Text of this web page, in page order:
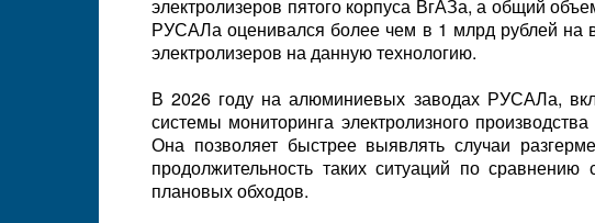
электролизеров пятого корпуса ВгАЗа, а общий
РУСАЛа оценивался более чем в 1 млрд рублей на
электролизеров на данную технологию.
В 2026 году на алюминиевых заводах РУСАЛа,
системы мониторинга электролизного
Она позволяет быстрее выявлять случаи
продолжительность таких ситуаций по
плановых обходов.